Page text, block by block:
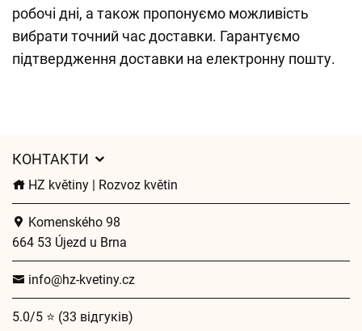
робочі дні, а також пропонуємо можливість
вибрати точний час доставки. Гарантуємо
підтвердження доставки на електронну пошту.
КОНТАКТИ
HZ květiny | Rozvoz květin
Komenského 98
664 53 Újezd u Brna
info@hz-kvetiny.cz
5.0/5 ⭐ (33 відгуків)